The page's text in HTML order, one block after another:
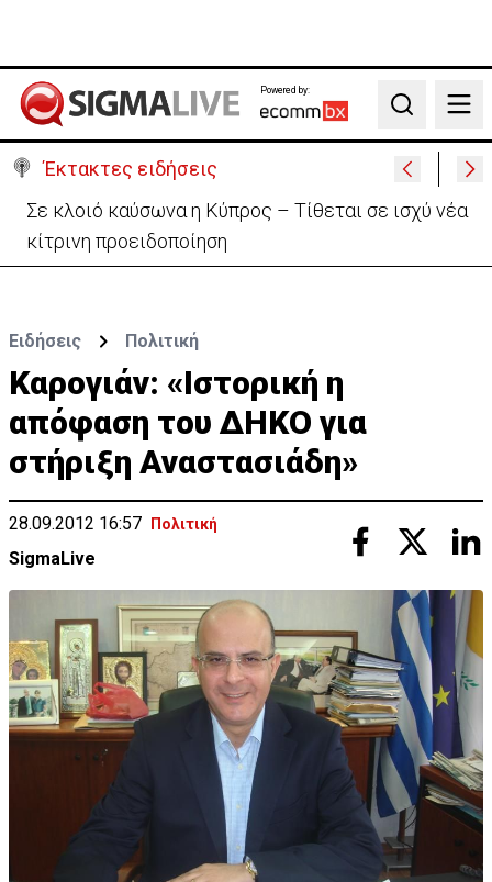
Powered by:
Search
Έκτακτες ειδήσεις
Συντριβή ελικοπτέρου σε βουνοπλαγιά στο Ρίο ντε
Τζανέιρο - 4 νεκροί (BINTEO)
Ειδήσεις Πολιτική
Καρογιάν: «Ιστορική η
απόφαση του ΔΗΚΟ για
στήριξη Αναστασιάδη»
28.09.2012 16:57 Πολιτική
SigmaLive